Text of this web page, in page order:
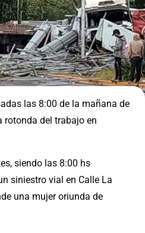
las 8:00 de la mañana de
rotonda del trabajo en
siendo las 8:00 hs
siniestro vial en Calle La
una mujer oriunda de